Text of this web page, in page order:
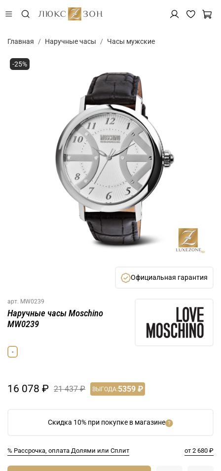
Главная Наручные часы Часы мужские
-25%
Официальная гарантия
арт. MW0239
Скидка 10% при покупке в магазине
% Рассрочка, оплата Долями или Сплит от 2 680 ₽
Наручные часы Moschino
MW0239
-
16 078 ₽ 21 437 ₽ ВЫГОДА:5359 ₽